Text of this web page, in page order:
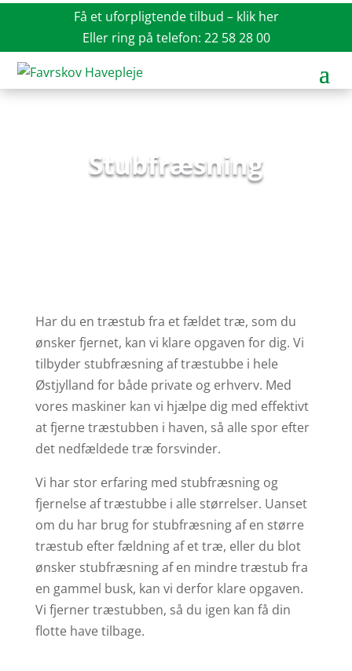
Få et uforpligtende tilbud – klik her
Eller ring på telefon: 22 58 28 00
Stubfræsning
Har du en træstub fra et fældet træ, som du
ønsker fjernet, kan vi klare opgaven for dig. Vi
tilbyder stubfræsning af træstubbe i hele
Østjylland for både private og erhverv. Med
vores maskiner kan vi hjælpe dig med effektivt
at fjerne træstubben i haven, så alle spor efter
det nedfældede træ forsvinder.
Vi har stor erfaring med stubfræsning og
fjernelse af træstubbe i alle størrelser. Uanset
om du har brug for stubfræsning af en større
træstub efter fældning af et træ, eller du blot
ønsker stubfræsning af en mindre træstub fra
en gammel busk, kan vi derfor klare opgaven.
Vi fjerner træstubben, så du igen kan få din
flotte have tilbage.